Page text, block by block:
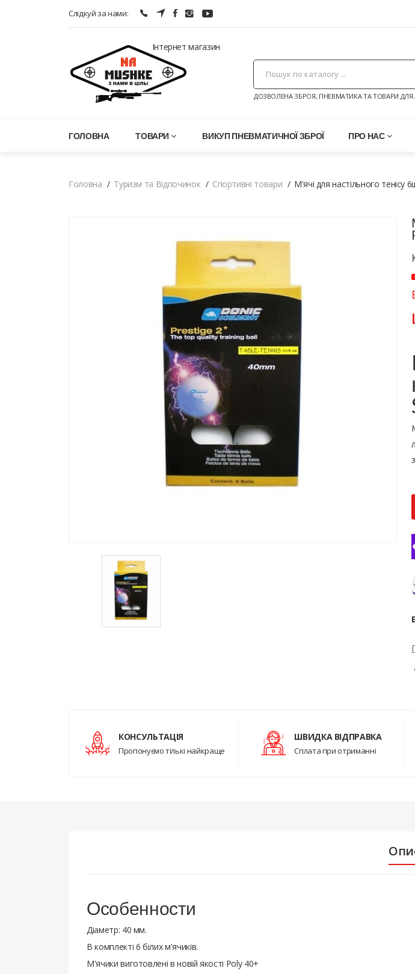
Слідкуй за нами:
Інтернет магазин
ДОЗВОЛЕНА ЗБРОЯ, ПНЕВМАТИКА ТА ТОВАРИ ДЛЯ
ГОЛОВНА ТОВАРИ ВИКУП ПНЕВМАТИЧНОЇ ЗБРОЇ ПРО НАС
Головна Туризм та Відпочинок Спортивні товари М'ячі для настільного тенісу
КОНСУЛЬТАЦІЯ
Пропонуємо тількі найкраще
ШВИДКА ВІДПРАВКА
Сплата при отриманні
Особенности
Діаметр: 40 мм.
В комплекті 6 білих м'ячиків.
М'ячики виготовлені в новій якості Poly 40+